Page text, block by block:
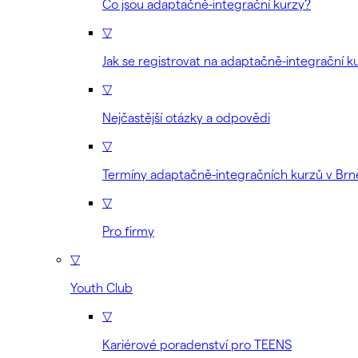
Co jsou adaptačně-integrační kurzy?
▽
Jak se registrovat na adaptačně-integrační
▽
Nejčastější otázky a odpovědi
▽
Termíny adaptačně-integračních kurzů v
▽
Pro firmy
▽
Youth Club
▽
Kariérové poradenství pro TEENS